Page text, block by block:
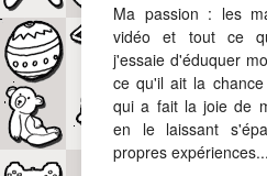
Ma passion : les
vidéo et tout ce
j'essaie d'éduquer
ce qu'il ait la
qui a fait la joie de
en le laissant
propres expériences...